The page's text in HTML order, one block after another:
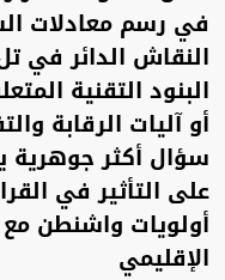
في رسم معادلات
النقاش الدائر في
البنود التقنية
أو آليات الرقابة
سؤال أكثر جوهرية
على التأثير في
أولويات واشنطن مع
الإقليمي